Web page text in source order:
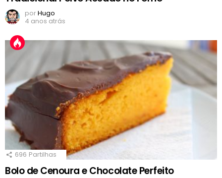
porHugo
4 anos atrás
696 Partilhas
Bolo de Cenoura e Chocolate Perfeito